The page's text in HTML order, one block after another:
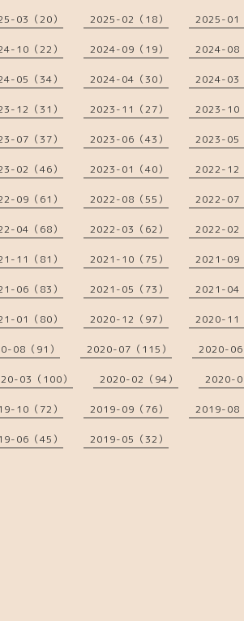
03（20） 2025-02（18） 2025-01
10（22） 2024-09（19） 2024-08
05（34） 2024-04（30） 2024-03
12（31） 2023-11（27） 2023-10
07（37） 2023-06（43） 2023-05
02（46） 2023-01（40） 2022-12
09（61） 2022-08（55） 2022-07
04（68） 2022-03（62） 2022-02
11（81） 2021-10（75） 2021-09
06（83） 2021-05（73） 2021-04
01（80） 2020-12（97） 2020-11
08（91） 2020-07（115） 2020-06
03（100） 2020-02（94） 2020-
10（72） 2019-09（76） 2019-08
06（45） 2019-05（32）